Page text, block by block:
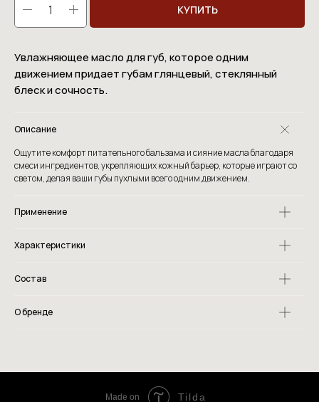
КУПИТЬ
Увлажняющее масло для губ, которое одним
движением придает губам глянцевый, стеклянный
блеск и сочность.
Описание
Ощутите комфорт питательного бальзама и сияние масла благодаря
смеси ингредиентов, укрепляющих кожный барьер, которые играют со
светом, делая ваши губы пухлыми всего одним движением.
Применение
Характеристики
Состав
О бренде
Made on Tilda